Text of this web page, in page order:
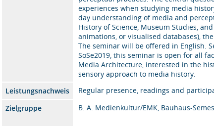
experiences when studying media
day understanding of media and
History of Science, Museum Studies,
animations, or visualised databases),
The seminar will be offered in English.
SoSe2019, this seminar is open for all
Media Architecture, interested in the
sensory approach to media history.
Leistungsnachweis
Regular presence, readings and
Zielgruppe
B. A. Medienkultur/EMK, Bauhaus-